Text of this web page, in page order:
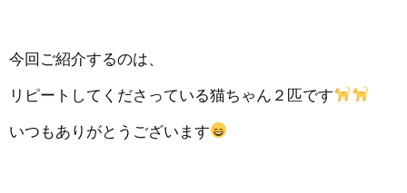
今回ご紹介するのは、
リピートしてくださっている猫ちゃん２匹です
いつもありがとうございます